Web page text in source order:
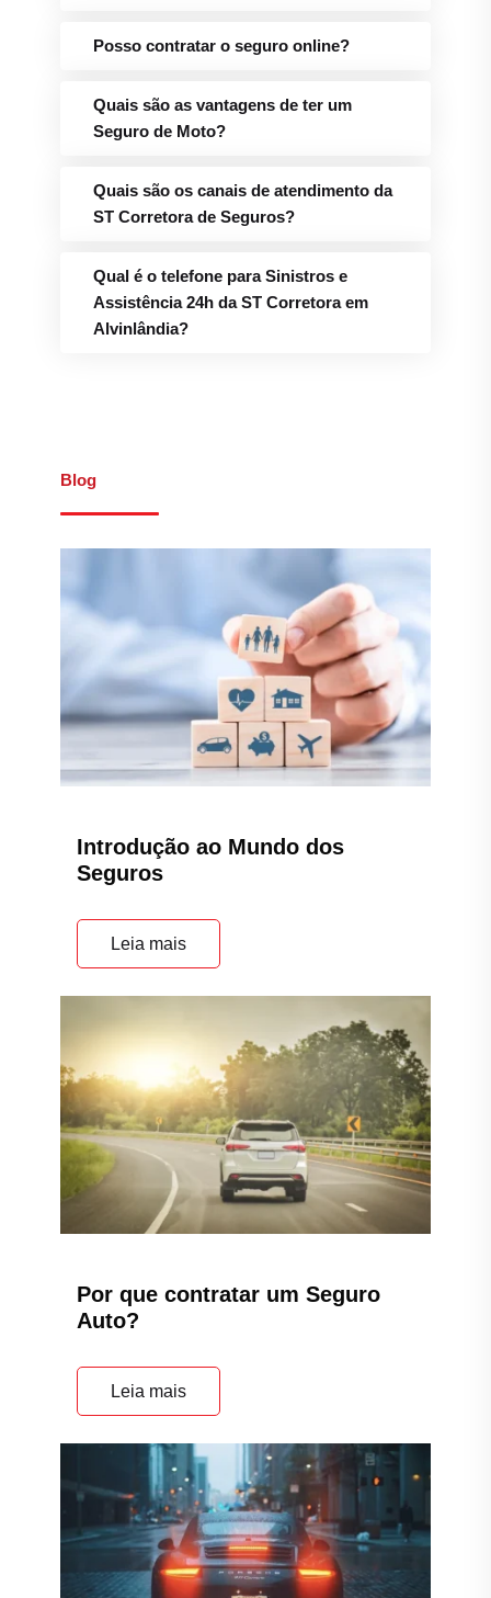
Posso contratar o seguro online?
Quais são as vantagens de ter um
Seguro de Moto?
Quais são os canais de atendimento da
ST Corretora de Seguros?
Qual é o telefone para Sinistros e
Assistência 24h da ST Corretora em
Alvinlândia?
Blog
Introdução ao Mundo dos
Seguros
Leia mais
Por que contratar um Seguro
Auto?
Leia mais